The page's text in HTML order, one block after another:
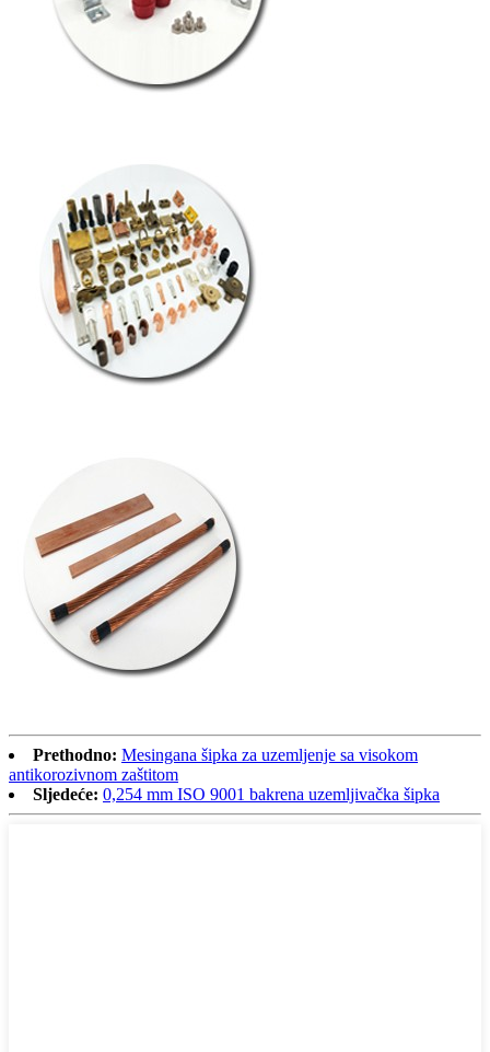
Prethodno: Mesingana šipka za uzemljenje sa visokom
antikorozivnom zaštitom
Sljedeće: 0,254 mm ISO 9001 bakrena uzemljivačka šipka